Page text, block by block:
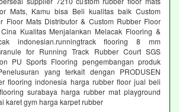
Mats, Kamu bisa Beli kualitas baik Custom
Floor Mats Distributor & Custom Rubber Floor
Kualitas Menjalankan Melacak Flooring &
indonesian.runningtrack flooring 8 mm
for Running Track Rubber Court SGS
PU Sports Flooring pengembangan produk
yang terkait dengan PRODUSEN
flooring indonesia harga rubber floor jual beli
surabaya harga rubber mat playground
karet gym harga karpet rubber